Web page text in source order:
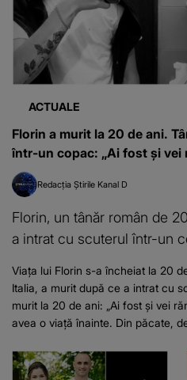
ACTUALE
Florin a murit la 20 de ani.
într-un copac: „Ai fost și vei
Redacția Știrile Kanal D
Florin, un tânăr român de
a intrat cu scuterul într-un
Viața lui Florin s-a încheiat la 20
Italia, a murit după ce a intrat cu
murit la 20 de ani: „Ai fost și vei
avea o viață înainte. Din păcate,